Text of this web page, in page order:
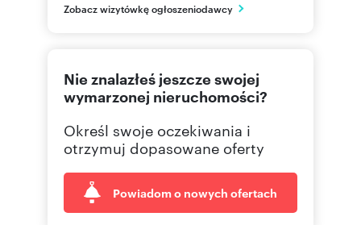
PL
Zobacz wizytówkę ogłoszeniodawcy
Nie znalazłeś jeszcze swojej
wymarzonej nieruchomości?
Określ swoje oczekiwania i
otrzymuj dopasowane oferty
Powiadom o nowych ofertach